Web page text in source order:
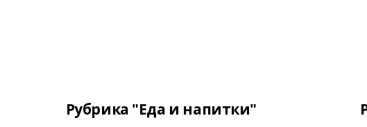
Рубрика "Еда и напитки"